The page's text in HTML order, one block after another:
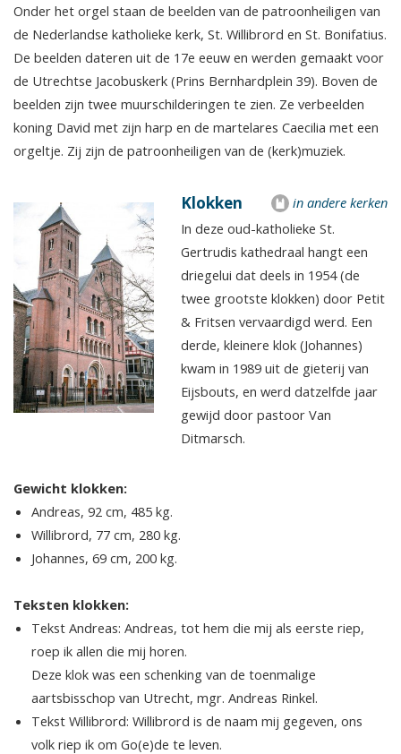
Onder het orgel staan de beelden van de patroonheiligen van
de Nederlandse katholieke kerk, St. Willibrord en St. Bonifatius.
De beelden dateren uit de 17e eeuw en werden gemaakt voor
de Utrechtse Jacobuskerk (Prins Bernhardplein 39). Boven de
beelden zijn twee muurschilderingen te zien. Ze verbeelden
koning David met zijn harp en de martelares Caecilia met een
orgeltje. Zij zijn de patroonheiligen van de (kerk)muziek.
in andere kerken
Klokken
In deze oud-katholieke St.
Gertrudis kathedraal hangt een
driegelui dat deels in 1954 (de
twee grootste klokken) door Petit
& Fritsen vervaardigd werd. Een
derde, kleinere klok (Johannes)
kwam in 1989 uit de gieterij van
Eijsbouts, en werd datzelfde jaar
gewijd door pastoor Van
Ditmarsch.
Gewicht klokken:
Andreas, 92 cm, 485 kg.
Willibrord, 77 cm, 280 kg.
Johannes, 69 cm, 200 kg.
Teksten klokken:
Tekst Andreas: Andreas, tot hem die mij als eerste riep,
roep ik allen die mij horen.
Deze klok was een schenking van de toenmalige
aartsbisschop van Utrecht, mgr. Andreas Rinkel.
Tekst Willibrord: Willibrord is de naam mij gegeven, ons
volk riep ik om Go(e)de te leven.